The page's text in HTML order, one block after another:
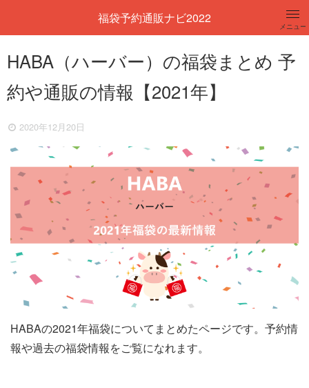
福袋予約通販ナビ2022
メニュー
レディース
メンズ
キッズ
百貨店
HABA（ハーバー）の福袋まとめ 予
約や通販の情報【2021年】
2020年12月20日
HABAの2021年福袋についてまとめたページです。予約情
報や過去の福袋情報をご覧になれます。